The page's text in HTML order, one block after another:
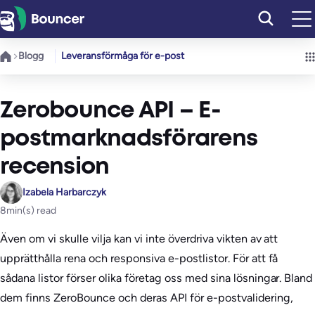
Hoppa
till
innehåll
Blogg Leveransförmåga för e-post
Zerobounce API – E-
postmarknadsförarens
recension
Izabela Harbarczyk
8min(s) read
Även om vi skulle vilja kan vi inte överdriva vikten av att
upprätthålla rena och responsiva e-postlistor. För att få
sådana listor förser olika företag oss med sina lösningar. Bland
dem finns ZeroBounce och deras API för e-postvalidering,